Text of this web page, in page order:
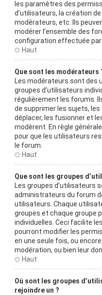
les paramètres des
d’utilisateurs, la création
modérateurs, etc. Ils
modérer l’ensemble des
configuration effectuée par
Haut
Que sont les modérateurs
Les modérateurs sont des
groupes d’utilisateurs
régulièrement les forums.
de supprimer les sujets, les
déplacer, les fusionner et
modèrent. En règle
pour que les utilisateurs
le forum.
Haut
Que sont les groupes
Les groupes d’utilisateurs
administrateurs du forum
utilisateurs. Chaque
groupes et chaque groupe
individuelles. Ceci facilite
pourront modifier les
en une seule fois, ou
modération, ou bien leur
Haut
Où sont les groupes
rejoindre un ?